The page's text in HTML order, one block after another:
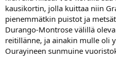
kausikortin, jolla kuittaa niin
pienemmätkin puistot ja
Durango-Montrose välillä
reitillänne, ja ainakin mulle oli
Ourayineen sunmuine